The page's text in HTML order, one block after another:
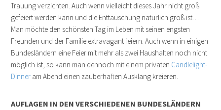
Trauung verzichten. Auch wenn vielleicht dieses Jahr nicht groß
gefeiert werden kann und die Enttäuschung natürlich groß ist…
Man möchte den schönsten Tag im Leben mit seinen engsten
Freunden und der Familie extravagant feiern. Auch wenn in einigen
Bundesländern eine Feier mit mehr als zwei Haushalten noch nicht
möglich ist, so kann man dennoch mit einem privaten Candlelight-
Dinner am Abend einen zauberhaften Ausklang kreieren.
AUFLAGEN IN DEN VERSCHIEDENEN BUNDESLÄNDERN